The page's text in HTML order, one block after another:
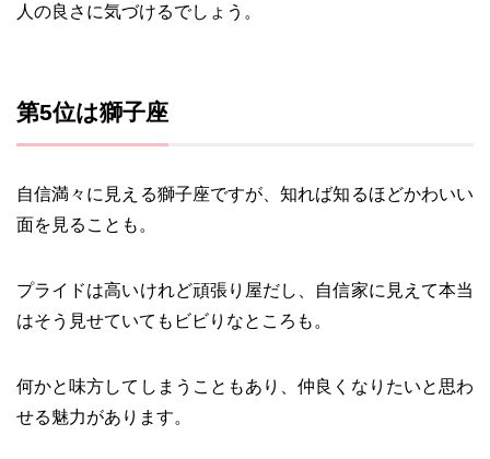
人の良さに気づけるでしょう。
第5位は獅子座
自信満々に見える獅子座ですが、知れば知るほどかわいい
面を見ることも。
プライドは高いけれど頑張り屋だし、自信家に見えて本当
はそう見せていてもビビりなところも。
何かと味方してしまうこともあり、仲良くなりたいと思わ
せる魅力があります。